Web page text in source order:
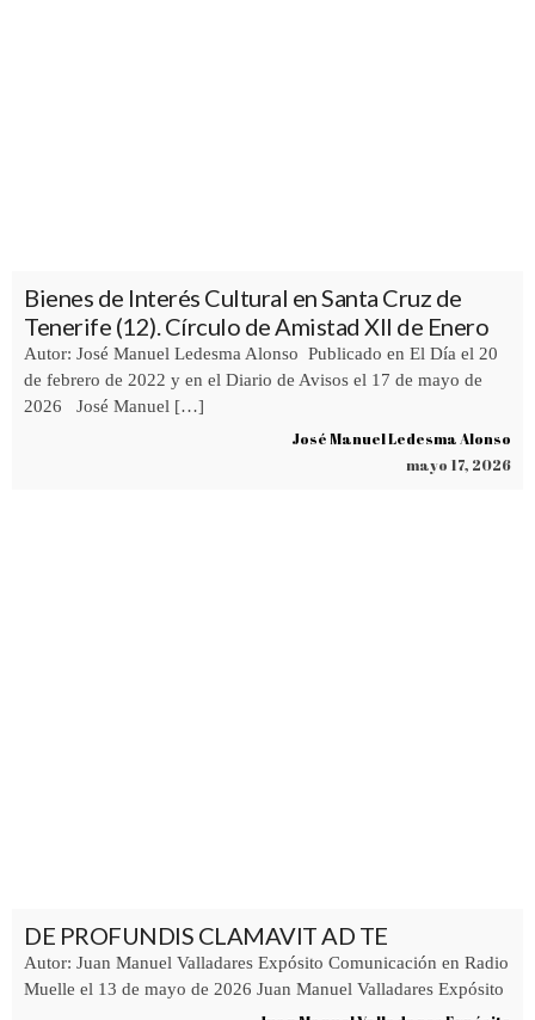
Bienes de Interés Cultural en Santa Cruz de
Tenerife (12). Círculo de Amistad XII de Enero
Autor: José Manuel Ledesma Alonso Publicado en El Día el 20
de febrero de 2022 y en el Diario de Avisos el 17 de mayo de
2026 José Manuel […]
José Manuel Ledesma Alonso
mayo 17, 2026
DE PROFUNDIS CLAMAVIT AD TE
Autor: Juan Manuel Valladares Expósito Comunicación en Radio
Muelle el 13 de mayo de 2026 Juan Manuel Valladares Expósito